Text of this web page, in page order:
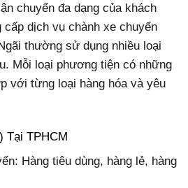
chuyển đa dạng của khách
dịch vụ chành xe chuyển
thường sử dụng nhiều loại
Mỗi loại phương tiện có những
với từng loại hàng hóa và yêu
Tại TPHCM
Hàng tiêu dùng, hàng lẻ, hàng